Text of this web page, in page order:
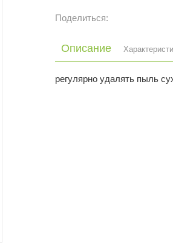
Поделиться:
Описание
регулярно удалять пыль